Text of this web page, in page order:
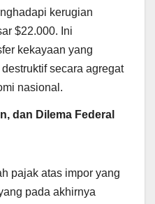
kerugian
$22.000. Ini
kekayaan yang
secara agregat
nasional.
dan Dilema Federal
pajak atas impor yang
pada akhirnya